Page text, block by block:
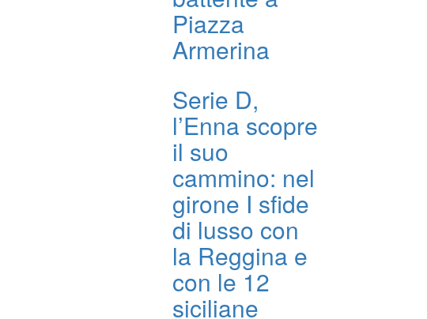
Piazza
Armerina
Serie D,
l’Enna scopre
il suo
cammino: nel
girone I sfide
di lusso con
la Reggina e
con le 12
siciliane